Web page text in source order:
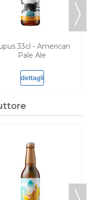
33cl - American
Pale Ale
dettagli